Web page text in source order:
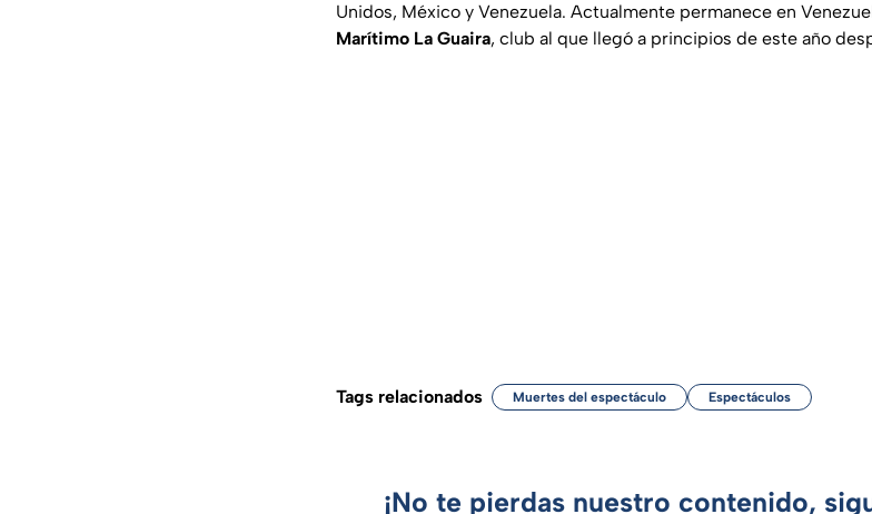
Unidos, México y Venezuela. Actualmente permanece en
Marítimo La Guaira, club al que llegó a principios de este año
Tags relacionados Muertes del espectáculo Espectáculos
¡No te pierdas nuestro contenido,